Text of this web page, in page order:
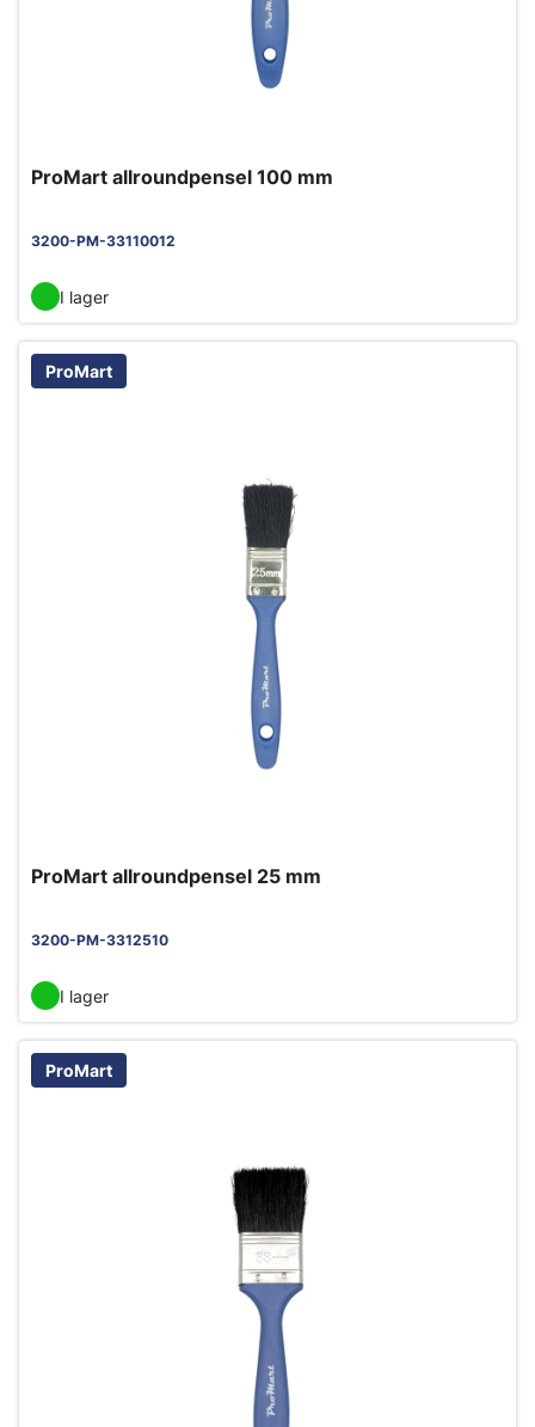
ProMart allroundpensel 100 mm
3200-PM-33110012
I lager
ProMart
ProMart allroundpensel 25 mm
3200-PM-3312510
I lager
ProMart